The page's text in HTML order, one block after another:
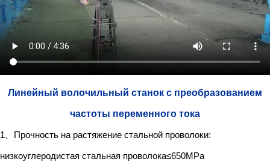
Линейный волочильный станок с преобразованием
частоты переменного тока
1、Прочность на растяжение стальной проволоки:
низкоуглеродистая стальная проволока≤650MPa